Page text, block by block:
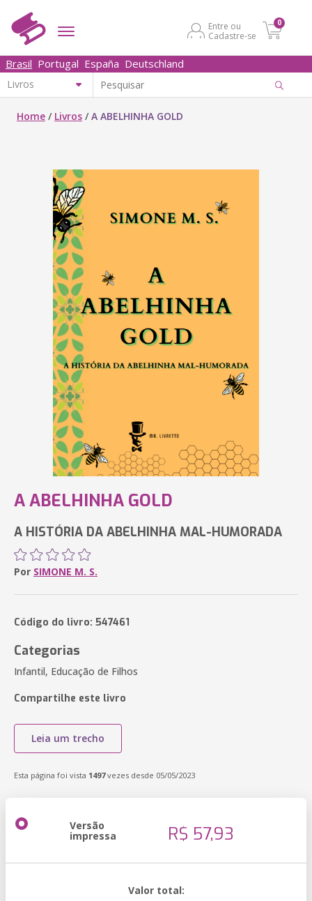
Entre ou
Cadastre-se
0
Brasil Portugal España Deutschland
Home / Livros /A ABELHINHA GOLD
A ABELHINHA GOLD
A HISTÓRIA DA ABELHINHA MAL-HUMORADA
Por SIMONE M. S.
Código do livro: 547461
Categorias
Infantil, Educação de Filhos
Compartilhe este livro
Leia um trecho
Esta página foi vista 1497vezes desde 05/05/2023
Versão
impressa R$ 57,93
Valor total: